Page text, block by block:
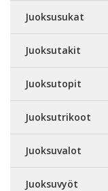
Juoksusukat
Juoksutakit
Juoksutopit
Juoksutrikoot
Juoksuvalot
Juoksuvyöt